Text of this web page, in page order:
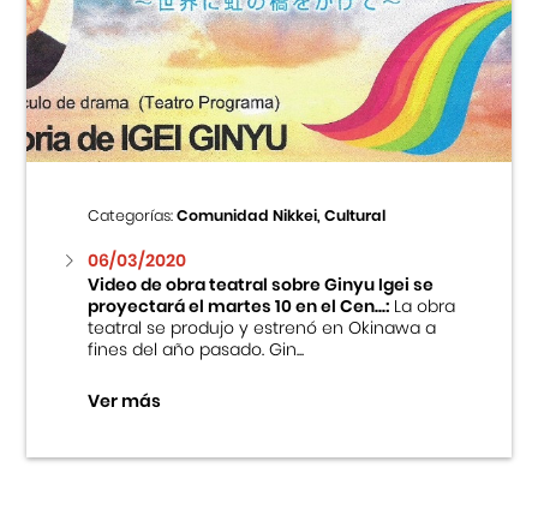
Categorías:Comunidad Nikkei, Cultural
06/03/2020
Video de obra teatral sobre Ginyu Igei se
proyectará el martes 10 en el Cen...:La obra
teatral se produjo y estrenó en Okinawa a
fines del año pasado. Gin...
Ver más